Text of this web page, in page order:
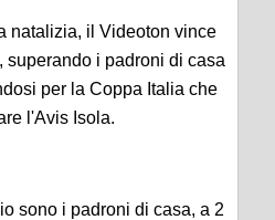
natalizia, il Videoton vince
superando i padroni di casa
per la Coppa Italia che
l'Avis Isola.
sono i padroni di casa, a 2